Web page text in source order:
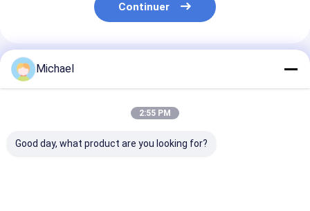
Continuer
Produits Recommandés
Michael
2:55 PM
Good day, what product are you looking for?